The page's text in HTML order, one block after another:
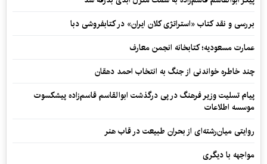
بررسی و نقد کتاب «استراتژی کلان ایران» در کتابفروشی دبا
عمارت مسعودیه؛ کتابخانه انجمن معارف
چند خاطره خواندنی از جنگ به انتخاب احمد دهقان
پیام تسلیت وزیر فرهنگ در پی درگذشت ابوالقاسم قاسم‌زاده پیشکسوت
موسسه اطلاعات
روایتی میان‌رشته‌ای از بحران طبیعت در قاب هنر
مواجهه با دیگری